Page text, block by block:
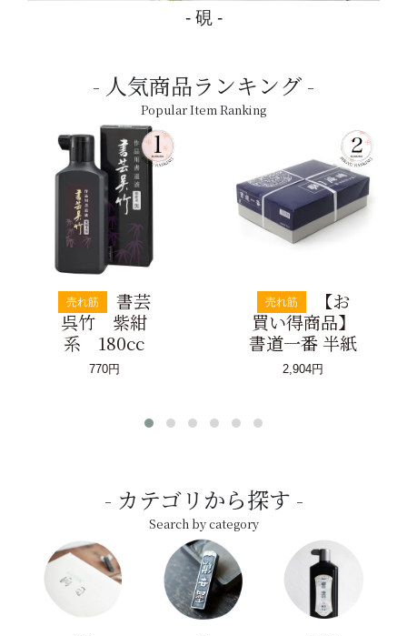
硯
人気商品ランキング
Popular Item Ranking
売れ筋
書芸
呉竹 紫紺
系 180cc
770円
売れ筋
【お
買い得商品】
書道一番 半紙
2,904円
カテゴリから探す
Search by category